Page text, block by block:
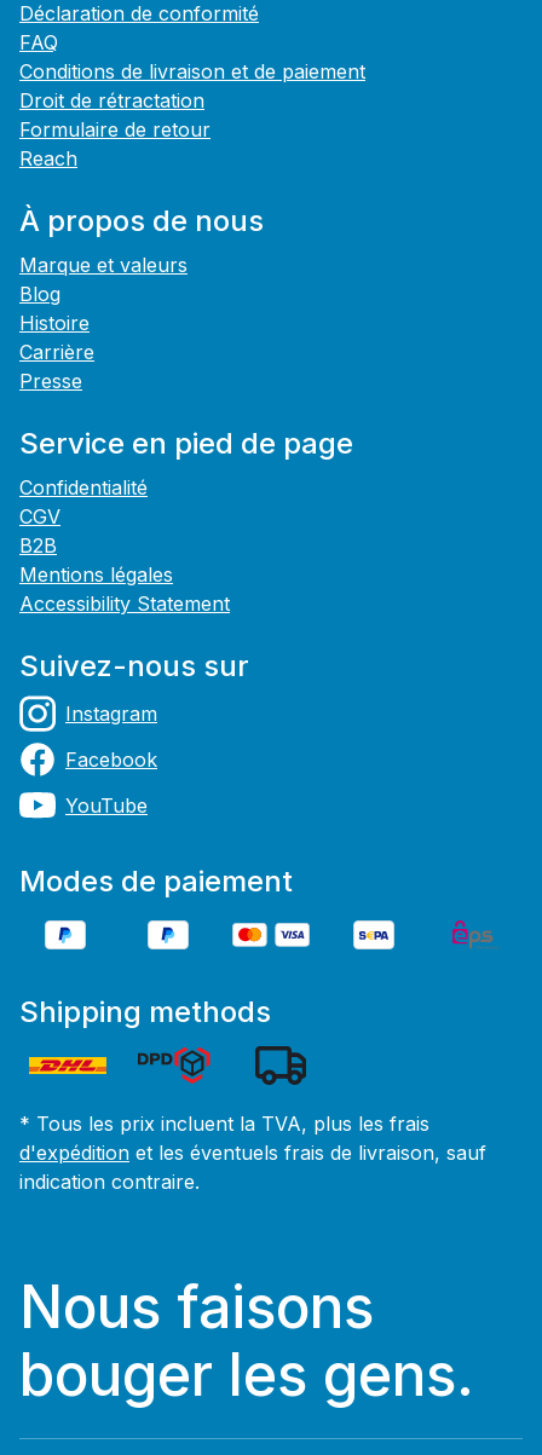
Déclaration de conformité
FAQ
Conditions de livraison et de paiement
Droit de rétractation
Formulaire de retour
Reach
À propos de nous
Marque et valeurs
Blog
Histoire
Carrière
Presse
Service en pied de page
Confidentialité
CGV
B2B
Mentions légales
Accessibility Statement
Suivez-nous sur
Instagram
Facebook
YouTube
Modes de paiement
Shipping methods
* Tous les prix incluent la TVA, plus les frais
d'expédition et les éventuels frais de livraison, sauf
indication contraire.
Nous faisons
bouger les gens.